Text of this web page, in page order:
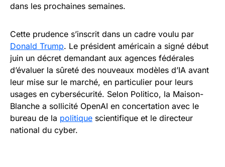
dans les prochaines semaines.
Cette prudence s’inscrit dans un cadre voulu par
Donald Trump. Le président américain a signé début
juin un décret demandant aux agences fédérales
d’évaluer la sûreté des nouveaux modèles d’IA avant
leur mise sur le marché, en particulier pour leurs
usages en cybersécurité. Selon Politico, la Maison-
Blanche a sollicité OpenAI en concertation avec le
bureau de la politique scientifique et le directeur
national du cyber.